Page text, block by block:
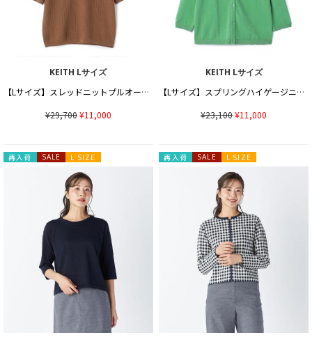
KEITH Lサイズ
【Lサイズ】スレッドニットプルオーバー
¥29,700¥11,000
KEITH Lサイズ
【Lサイズ】スプリングハイゲージニットカーディガン
¥23,100¥11,000
再入荷 SALE L SIZE 再入荷 SALE L SIZE